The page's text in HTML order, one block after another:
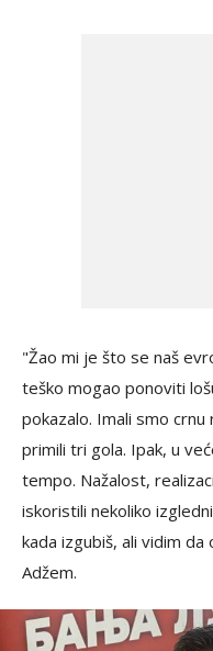
"Žao mi je što se naš
teško mogao ponoviti
pokazalo. Imali smo
primili tri gola. Ipak, u
tempo. Nažalost,
iskoristili nekoliko
kada izgubiš, ali vidim
Adžem.